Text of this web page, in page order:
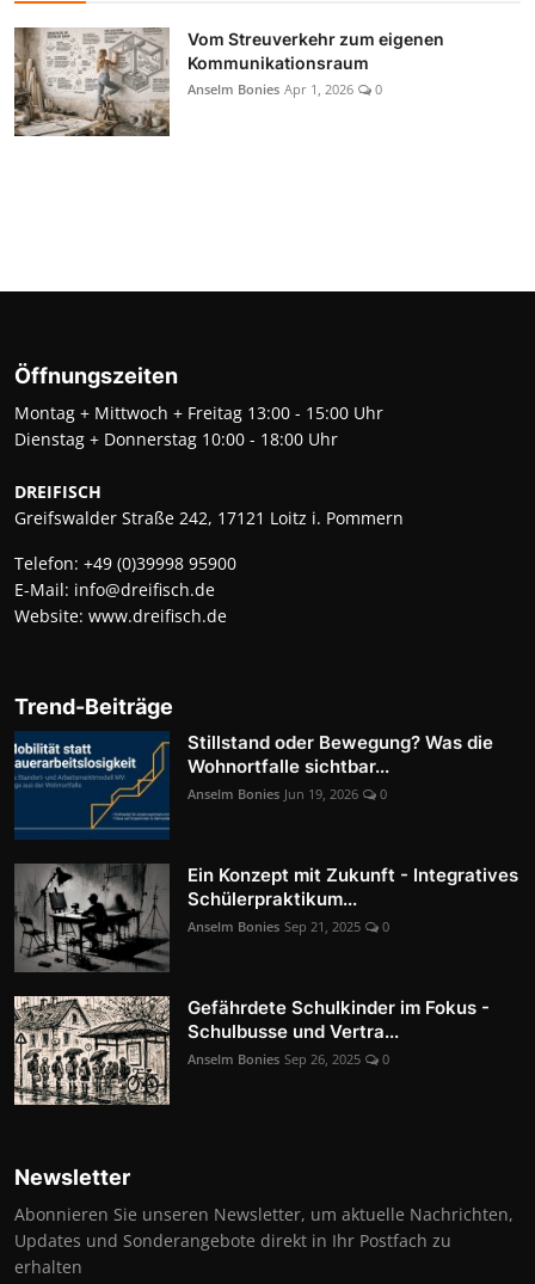
Vom Streuverkehr zum eigenen
Kommunikationsraum
Anselm Bonies Apr 1, 2026 0
Öffnungszeiten
Montag + Mittwoch + Freitag 13:00 - 15:00 Uhr
Dienstag + Donnerstag 10:00 - 18:00 Uhr
DREIFISCH
Greifswalder Straße 242, 17121 Loitz i. Pommern
Telefon: +49 (0)39998 95900
E-Mail: info@dreifisch.de
Website: www.dreifisch.de
Trend-Beiträge
Stillstand oder Bewegung? Was die
Wohnortfalle sichtbar...
Anselm Bonies Jun 19, 2026 0
Ein Konzept mit Zukunft - Integratives
Schülerpraktikum...
Anselm Bonies Sep 21, 2025 0
Gefährdete Schulkinder im Fokus -
Schulbusse und Vertra...
Anselm Bonies Sep 26, 2025 0
Newsletter
Abonnieren Sie unseren Newsletter, um aktuelle Nachrichten,
Updates und Sonderangebote direkt in Ihr Postfach zu
erhalten